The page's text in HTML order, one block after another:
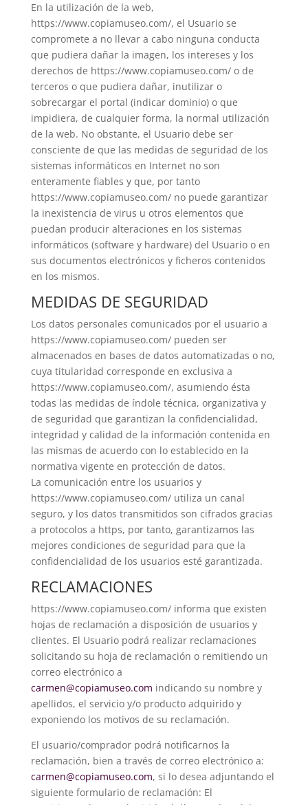
En la utilización de la web,
https://www.copiamuseo.com/, el Usuario se
compromete a no llevar a cabo ninguna conducta
que pudiera dañar la imagen, los intereses y los
derechos de https://www.copiamuseo.com/ o de
terceros o que pudiera dañar, inutilizar o
sobrecargar el portal (indicar dominio) o que
impidiera, de cualquier forma, la normal utilización
de la web. No obstante, el Usuario debe ser
consciente de que las medidas de seguridad de los
sistemas informáticos en Internet no son
enteramente fiables y que, por tanto
https://www.copiamuseo.com/ no puede garantizar
la inexistencia de virus u otros elementos que
puedan producir alteraciones en los sistemas
informáticos (software y hardware) del Usuario o en
sus documentos electrónicos y ficheros contenidos
en los mismos.
MEDIDAS DE SEGURIDAD
Los datos personales comunicados por el usuario a
https://www.copiamuseo.com/ pueden ser
almacenados en bases de datos automatizadas o no,
cuya titularidad corresponde en exclusiva a
https://www.copiamuseo.com/, asumiendo ésta
todas las medidas de índole técnica, organizativa y
de seguridad que garantizan la confidencialidad,
integridad y calidad de la información contenida en
las mismas de acuerdo con lo establecido en la
normativa vigente en protección de datos.
La comunicación entre los usuarios y
https://www.copiamuseo.com/ utiliza un canal
seguro, y los datos transmitidos son cifrados gracias
a protocolos a https, por tanto, garantizamos las
mejores condiciones de seguridad para que la
confidencialidad de los usuarios esté garantizada.
RECLAMACIONES
https://www.copiamuseo.com/ informa que existen
hojas de reclamación a disposición de usuarios y
clientes. El Usuario podrá realizar reclamaciones
solicitando su hoja de reclamación o remitiendo un
correo electrónico a
carmen@copiamuseo.com indicando su nombre y
apellidos, el servicio y/o producto adquirido y
exponiendo los motivos de su reclamación.
El usuario/comprador podrá notificarnos la
reclamación, bien a través de correo electrónico a:
carmen@copiamuseo.com, si lo desea adjuntando el
siguiente formulario de reclamación: El